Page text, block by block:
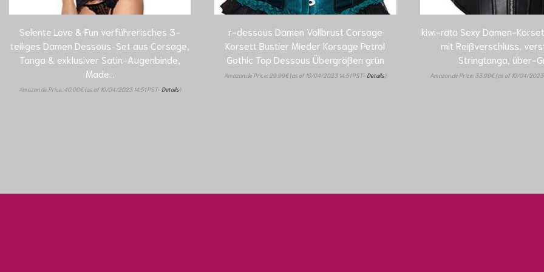
Selente Love & Fun verführerisches 3-
teiliges Damen Dessous-Set aus Corsage,
Tanga & exklusiver Satin-Augenbinde,
Made…
Amazon.de Price:40.00€(as of 10/04/2023 14:51 PST- Details)
r-dessous Damen Vollbrust Corsage
Korsett Bustier Mieder Korsage Petrol
Gothic Top Dessous Übergrößen grün
Amazon.de Price: 29.99€(as of 10/04/2023 14:51 PST- Details)
kiwi-rata Sexy Damen-
mit Reißverschluss,
Stringtanga, über-
Amazon.de Price:33.99€(as of 10/04/2023